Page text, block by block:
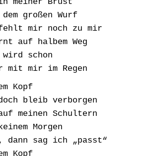
großen Wurf
mir noch zu mir
auf halbem Weg
schon
mit mir im Regen
Kopf
bleib verborgen
meinen Schultern
Morgen
dann sag ich „passt“
Kopf